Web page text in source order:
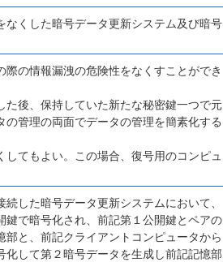
くした暗号データ更新システム及び暗号
の情報漏洩の危険性をなくすことができ
後、保持していた新たな秘密鍵一つで元
管理の両面でデータの管理を簡素化する
てもよい。この場合、復号用のコンピュ
した暗号データ更新システムにおいて、
で暗号化され、前記第１公開鍵とペアの
と、前記クライアントコンピュータから
して第２暗号データを生成し前記記憶部